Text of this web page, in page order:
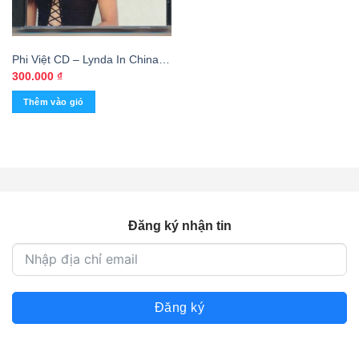
Phi Việt CD – Lynda In China
93 (3 Góc, Bìa In Vi Tính)
KGVHC
300.000 ₫
Thêm vào giỏ
Đăng ký nhận tin
Đăng ký